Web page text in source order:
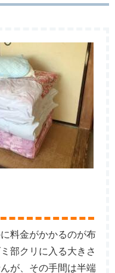
料金がかかるのが布
部クリに入る大きさ
が、その手間は半端